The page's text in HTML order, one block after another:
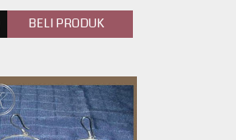
BELI PRODUK